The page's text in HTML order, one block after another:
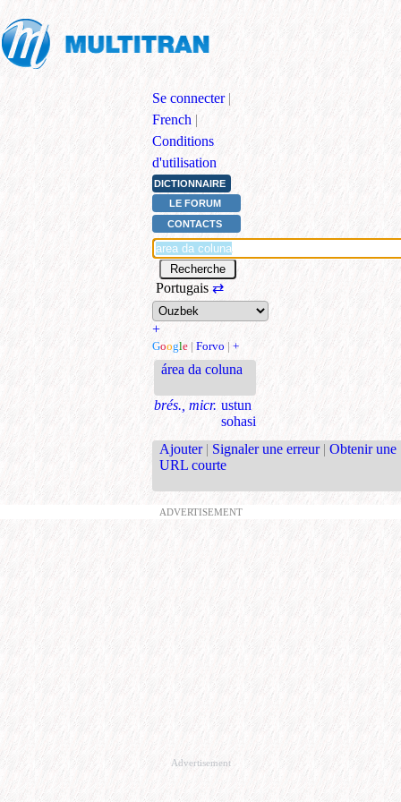
Se connecter |
French |
Conditions
d'utilisation
DICTIONNAIRE
LE FORUM
CONTACTS
Portugais ⇄
+
Google | Forvo | +
área da coluna
brés., micr. ustun
sohasi
Ajouter | Signaler une erreur | Obtenir une
URL courte
ADVERTISEMENT
Advertisement